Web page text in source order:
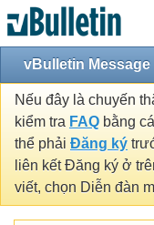
vBulletin Message
Nếu đây là chuyến
kiểm tra FAQ bằng
thể phải Đăng ký
liên kết Đăng ký ở
viết, chọn Diễn đàn